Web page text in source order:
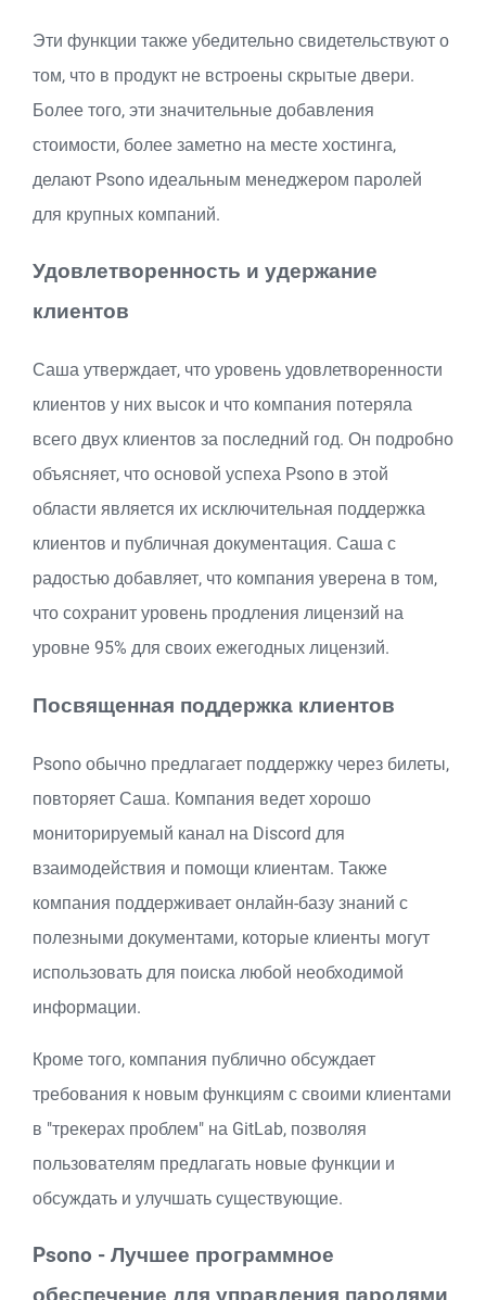
Эти функции также убедительно свидетельствуют о
том, что в продукт не встроены скрытые двери.
Более того, эти значительные добавления
стоимости, более заметно на месте хостинга,
делают Psono идеальным менеджером паролей
для крупных компаний.
Удовлетворенность и удержание
клиентов
Саша утверждает, что уровень удовлетворенности
клиентов у них высок и что компания потеряла
всего двух клиентов за последний год. Он подробно
объясняет, что основой успеха Psono в этой
области является их исключительная поддержка
клиентов и публичная документация. Саша с
радостью добавляет, что компания уверена в том,
что сохранит уровень продления лицензий на
уровне 95% для своих ежегодных лицензий.
Посвященная поддержка клиентов
Psono обычно предлагает поддержку через билеты,
повторяет Саша. Компания ведет хорошо
мониторируемый канал на Discord для
взаимодействия и помощи клиентам. Также
компания поддерживает онлайн-базу знаний с
полезными документами, которые клиенты могут
использовать для поиска любой необходимой
информации.
Кроме того, компания публично обсуждает
требования к новым функциям с своими клиентами
в "трекерах проблем" на GitLab, позволяя
пользователям предлагать новые функции и
обсуждать и улучшать существующие.
Psono - Лучшее программное